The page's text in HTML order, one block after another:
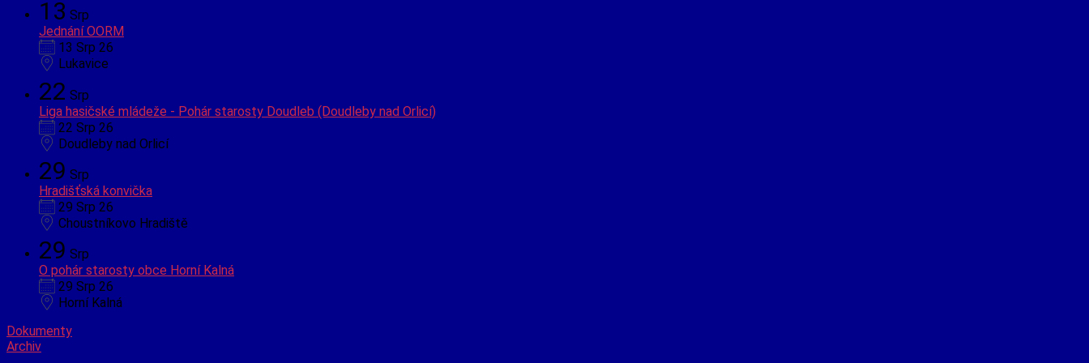
13 Srp
Jednání OORM
13 Srp 26
Lukavice
22 Srp
Liga hasičské mládeže - Pohár starosty Doudleb (Doudleby nad Orlicí)
22 Srp 26
Doudleby nad Orlicí
29 Srp
Hradišťská konvička
29 Srp 26
Choustníkovo Hradiště
29 Srp
O pohár starosty obce Horní Kalná
29 Srp 26
Horní Kalná
Dokumenty
Archiv